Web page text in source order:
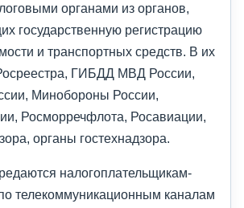
органами из органов,
государственную регистрацию
и транспортных средств. В их
ГИБДД МВД России,
Минобороны России,
Росморречфлота, Росавиации,
органы гостехнадзора.
налогоплательщикам-
телекоммуникационным каналам